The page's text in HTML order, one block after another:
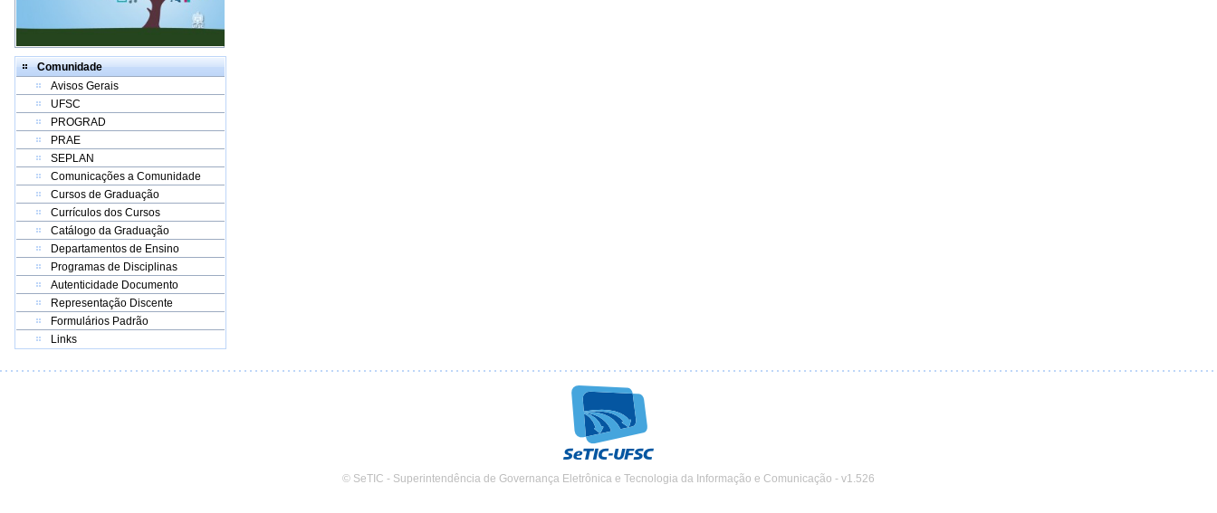
Comunidade
Avisos Gerais
UFSC
PROGRAD
PRAE
SEPLAN
Comunicações a Comunidade
Cursos de Graduação
Currículos dos Cursos
Catálogo da Graduação
Departamentos de Ensino
Programas de Disciplinas
Autenticidade Documento
Representação Discente
Formulários Padrão
Links
© SeTIC - Superintendência de Governança Eletrônica e Tecnologia da Informação e Comunicação - v1.526